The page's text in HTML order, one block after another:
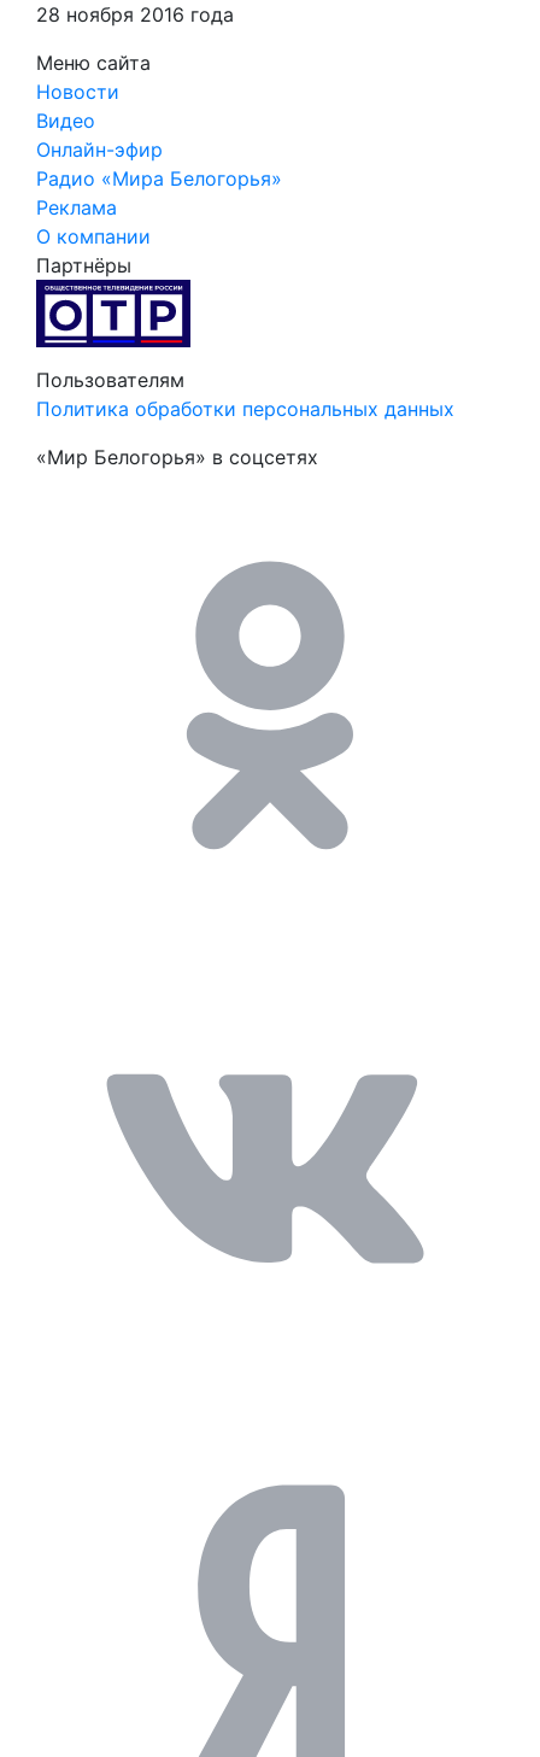
28 ноября 2016 года
Меню сайта
Новости
Видео
Онлайн-эфир
Радио «Мира Белогорья»
Реклама
О компании
Партнёры
Пользователям
Политика обработки персональных данных
«Мир Белогорья» в соцсетях